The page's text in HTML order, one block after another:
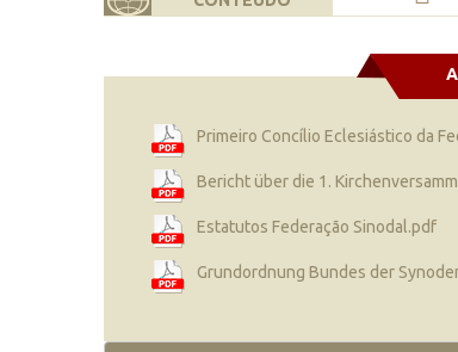
Primeiro Concílio Eclesiástico da
Bericht über die 1.
Estatutos Federação Sinodal.pdf
Grundordnung Bundes der